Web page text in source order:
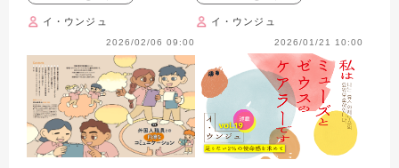
イ・ウンジュ
2026/02/06 09:00
イ・ウンジュ
2026/01/21 10:00